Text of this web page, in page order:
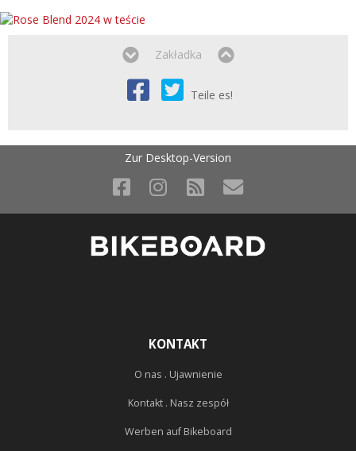
Zakładka
Teile es!
Zur Desktop-Version
KONTAKT
O nas . Ujawnienie
Kontakt . Nasz zespół
Werben auf Bikeboard